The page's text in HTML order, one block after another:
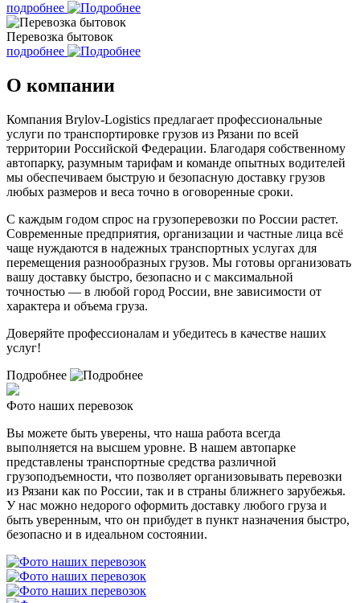
подробнее
Перевозка бытовок
подробнее
О компании
Компания Brylov-Logistics предлагает профессиональные
услуги по транспортировке грузов из Рязани по всей
территории Российской Федерации. Благодаря собственному
автопарку, разумным тарифам и команде опытных водителей
мы обеспечиваем быструю и безопасную доставку грузов
любых размеров и веса точно в оговоренные сроки.
С каждым годом спрос на грузоперевозки по России растет.
Современные предприятия, организации и частные лица всё
чаще нуждаются в надежных транспортных услугах для
перемещения разнообразных грузов. Мы готовы организовать
вашу доставку быстро, безопасно и с максимальной
точностью — в любой город России, вне зависимости от
характера и объема груза.
Доверяйте профессионалам и убедитесь в качестве наших
услуг!
Подробнее
Фото наших перевозок
Вы можете быть уверены, что наша работа всегда
выполняется на высшем уровне. В нашем автопарке
представлены транспортные средства различной
грузоподъемности, что позволяет организовывать перевозки
из Рязани как по России, так и в страны ближнего зарубежья.
У нас можно недорого оформить доставку любого груза и
быть уверенным, что он прибудет в пункт назначения быстро,
безопасно и в идеальном состоянии.